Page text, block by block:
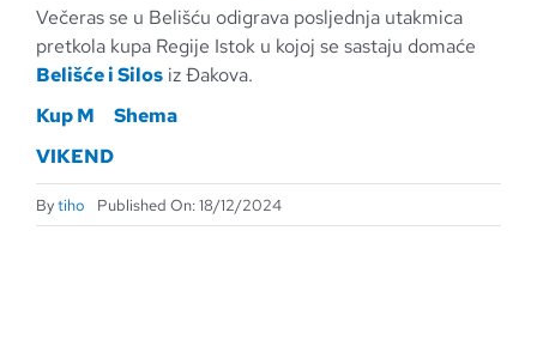
Večeras se u Belišću odigrava posljednja utakmica
pretkola kupa Regije Istok u kojoj se sastaju domaće
Belišće i Silosiz Đakova.
Kup M
Shema
VIKEND
Bytiho Published On: 18/12/2024